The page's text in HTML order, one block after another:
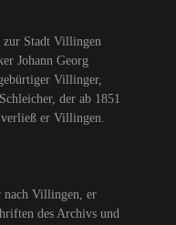
zur Stadt Villingen
Johann Georg
Villinger,
der ab 1851
verließ er Villingen.
nach Villingen, er
des Archivs und